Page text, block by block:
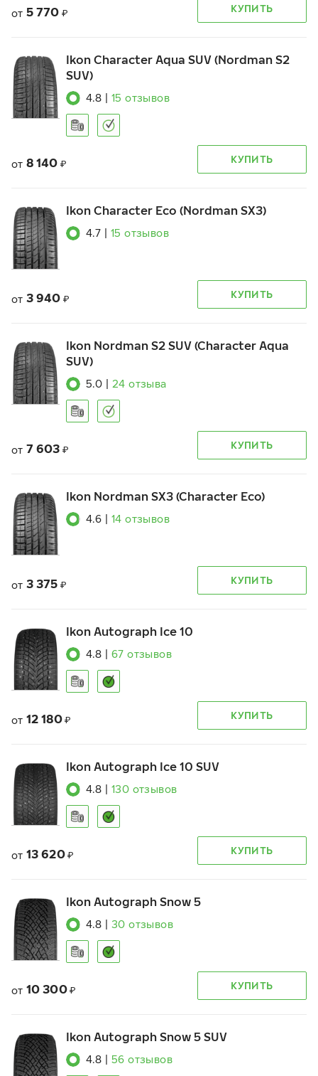
от 5 770 ₽ КУПИТЬ
Ikon Character Aqua SUV (Nordman S2
SUV)
4.8 15 отзывов
от 8 140 ₽ КУПИТЬ
Ikon Character Eco (Nordman SX3)
4.7 15 отзывов
от 3 940 ₽ КУПИТЬ
Ikon Nordman S2 SUV (Character Aqua
SUV)
5.0 24 отзыва
от 7 603 ₽ КУПИТЬ
Ikon Nordman SX3 (Character Eco)
4.6 14 отзывов
от 3 375 ₽ КУПИТЬ
Ikon Autograph Ice 10
4.8 67 отзывов
от 12 180 ₽ КУПИТЬ
Ikon Autograph Ice 10 SUV
4.8 130 отзывов
от 13 620 ₽ КУПИТЬ
Ikon Autograph Snow 5
4.8 30 отзывов
от 10 300 ₽ КУПИТЬ
Ikon Autograph Snow 5 SUV
4.8 56 отзывов